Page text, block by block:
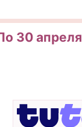
30 апреля